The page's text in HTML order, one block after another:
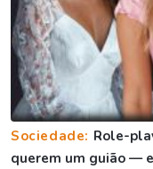
Sociedade: Role-
querem um guião —